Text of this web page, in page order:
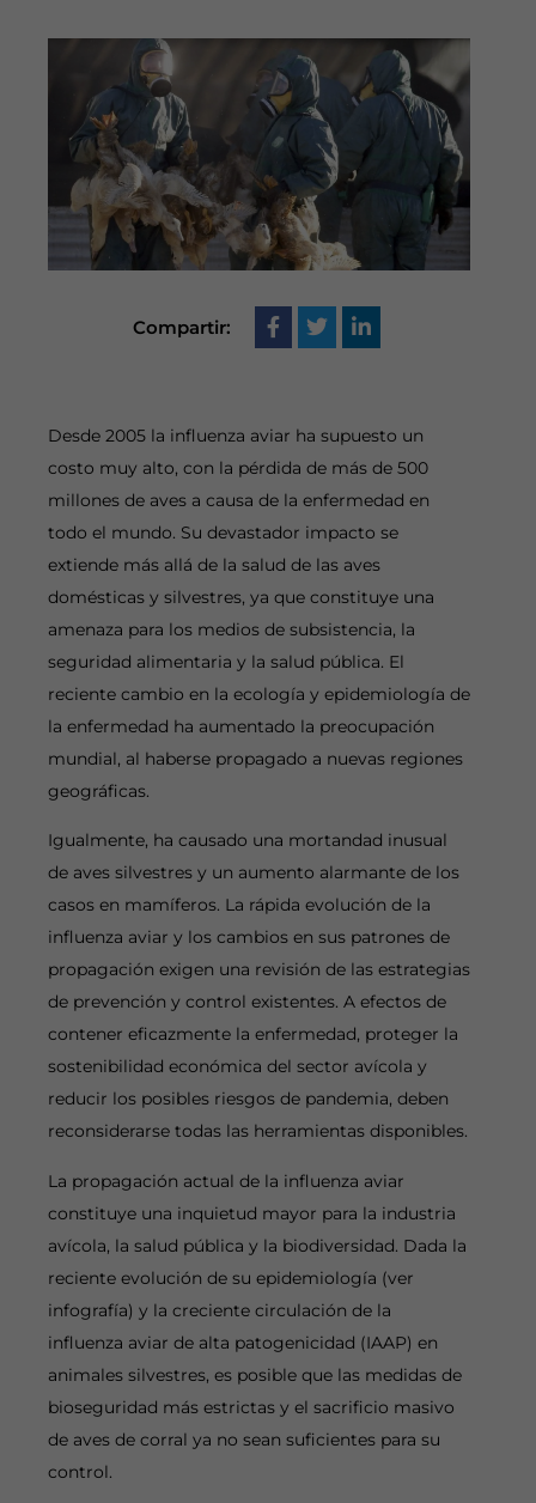
Compartir:
Desde 2005 la influenza aviar ha supuesto un
costo muy alto, con la pérdida de más de 500
millones de aves a causa de la enfermedad en
todo el mundo. Su devastador impacto se
extiende más allá de la salud de las aves
domésticas y silvestres, ya que constituye una
amenaza para los medios de subsistencia, la
seguridad alimentaria y la salud pública. El
reciente cambio en la ecología y epidemiología de
la enfermedad ha aumentado la preocupación
mundial, al haberse propagado a nuevas regiones
geográficas.
Igualmente, ha causado una mortandad inusual
de aves silvestres y un aumento alarmante de los
casos en mamíferos. La rápida evolución de la
influenza aviar y los cambios en sus patrones de
propagación exigen una revisión de las estrategias
de prevención y control existentes. A efectos de
contener eficazmente la enfermedad, proteger la
sostenibilidad económica del sector avícola y
reducir los posibles riesgos de pandemia, deben
reconsiderarse todas las herramientas disponibles.
La propagación actual de la influenza aviar
constituye una inquietud mayor para la industria
avícola, la salud pública y la biodiversidad. Dada la
reciente evolución de su epidemiología (ver
infografía) y la creciente circulación de la
influenza aviar de alta patogenicidad (IAAP) en
animales silvestres, es posible que las medidas de
bioseguridad más estrictas y el sacrificio masivo
de aves de corral ya no sean suficientes para su
control.